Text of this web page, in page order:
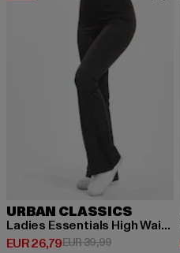
URBAN CLASSICS
Ladies Essentials High Waist Flared
EUR 26,79
Huidige prijs: EUR 26,79
EUR 39,99Actieprijs: